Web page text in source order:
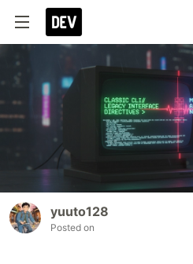
yuuto128
Posted on